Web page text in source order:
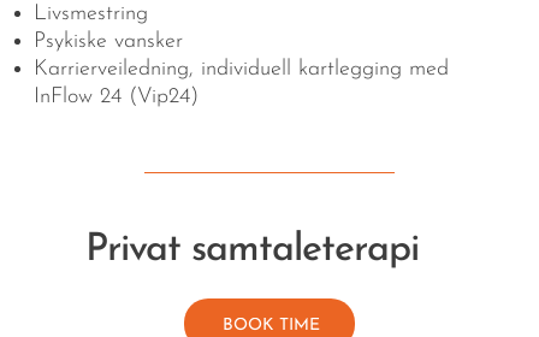
Livsmestring
Psykiske vansker
Karrierveiledning, individuell kartlegging med
InFlow 24 (Vip24)
Privat samtaleterapi
BOOK TIME